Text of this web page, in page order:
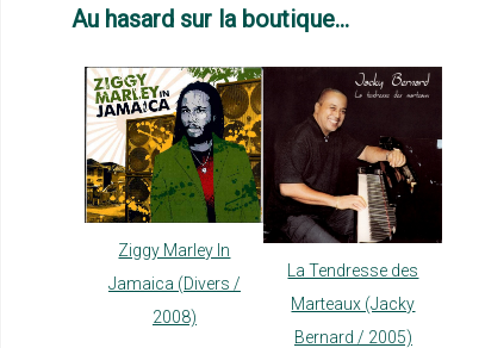
Au hasard sur la boutique...
Ziggy Marley In
Jamaica (Divers /
2008)
La Tendresse des
Marteaux (Jacky
Bernard / 2005)